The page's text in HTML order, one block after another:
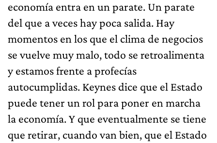
economía entra en un parate. Un parate
del que a veces hay poca salida. Hay
momentos en los que el clima de negocios
se vuelve muy malo, todo se retroalimenta
y estamos frente a profecías
autocumplidas. Keynes dice que el Estado
puede tener un rol para poner en marcha
la economía. Y que eventualmente se tiene
que retirar, cuando van bien, que el Estado